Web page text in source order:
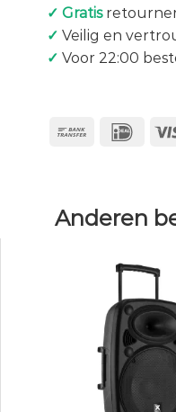
✓ Gratis
✓ Veilig en
✓ Voor 22:00
Anderen